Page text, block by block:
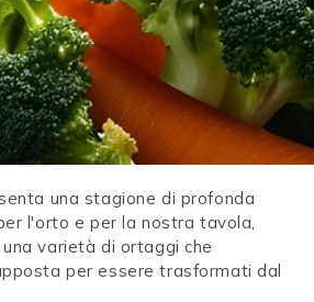
una stagione di profonda
l'orto e per la nostra tavola,
varietà di ortaggi che
per essere trasformati dal